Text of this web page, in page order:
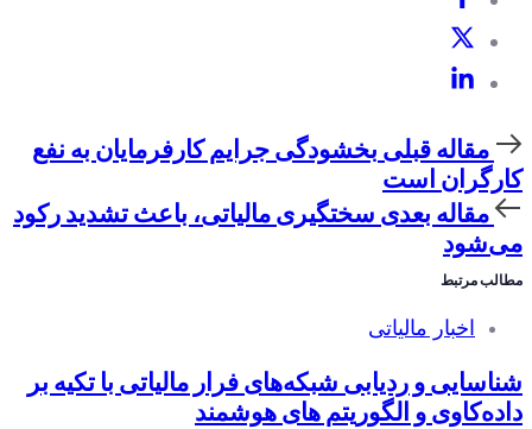
مقاله
قبلی
مقاله قبلی بخشودگی جرایم کارفرمایان به نفع
کارگران است
مقاله
بعدی
مقاله بعدی سختگیری مالیاتی، باعث تشدید رکود
می‌شود
مطالب مرتبط
اخبار مالیاتی
شناسایی و ردیابی شبکه‌های فرار مالیاتی با تکیه بر
داده‌کاوی و الگوریتم های هوشمند